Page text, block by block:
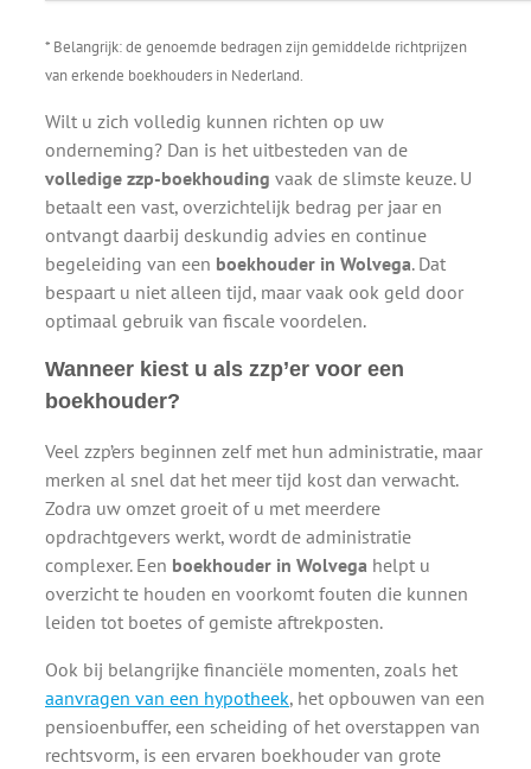
* Belangrijk: de genoemde bedragen zijn gemiddelde richtprijzen
van erkende boekhouders in Nederland.
Wilt u zich volledig kunnen richten op uw
onderneming? Dan is het uitbesteden van de
volledige zzp-boekhouding vaak de slimste keuze. U
betaalt een vast, overzichtelijk bedrag per jaar en
ontvangt daarbij deskundig advies en continue
begeleiding van een boekhouder in Wolvega. Dat
bespaart u niet alleen tijd, maar vaak ook geld door
optimaal gebruik van fiscale voordelen.
Wanneer kiest u als zzp’er voor een
boekhouder?
Veel zzp’ers beginnen zelf met hun administratie, maar
merken al snel dat het meer tijd kost dan verwacht.
Zodra uw omzet groeit of u met meerdere
opdrachtgevers werkt, wordt de administratie
complexer. Een boekhouder in Wolvega helpt u
overzicht te houden en voorkomt fouten die kunnen
leiden tot boetes of gemiste aftrekposten.
Ook bij belangrijke financiële momenten, zoals het
aanvragen van een hypotheek, het opbouwen van een
pensioenbuffer, een scheiding of het overstappen van
rechtsvorm, is een ervaren boekhouder van grote